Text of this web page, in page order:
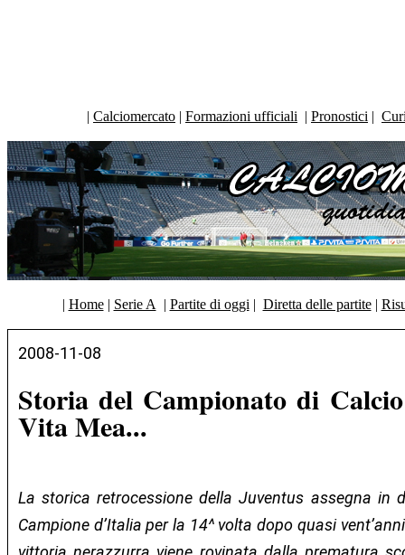
| Calciomercato | Formazioni ufficiali | Pronostici |
| Home| Serie A | Partite di oggi | Diretta delle partite|
2008-11-08
Storia del Campionato di
Vita Mea...
La storica retrocessione della Juventus assegna in
Campione d’Italia per la 14^ volta dopo quasi